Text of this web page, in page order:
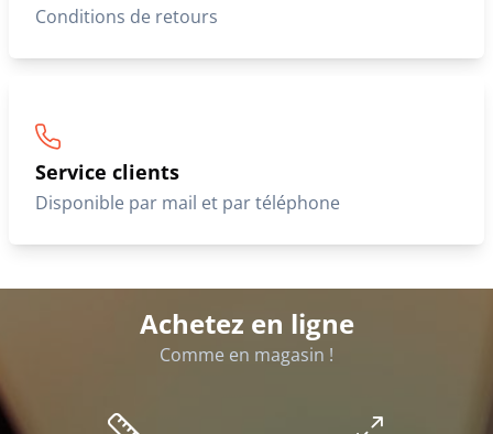
Conditions de retours
Service clients
Disponible par mail et par téléphone
Achetez en ligne
Comme en magasin !